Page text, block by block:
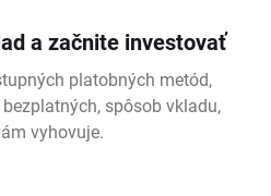
a začnite investovať
platobných metód,
spôsob vkladu,
vyhovuje.